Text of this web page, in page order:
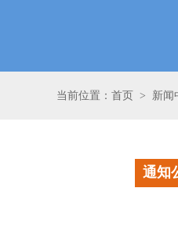
当前位置：首页 > 新闻
通知